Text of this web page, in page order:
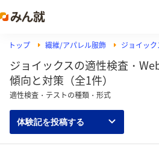
トップ 繊維/アパレル服飾 ジョイッ
ジョイックスの適性検査・
傾向と対策（全1件）
適性検査・テストの種類・形式
体験記を投稿する